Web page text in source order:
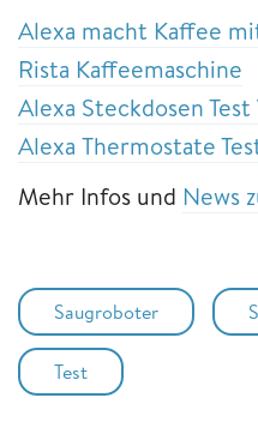
Alexa macht Kaffee
Rista Kaffeemaschine
Alexa Steckdosen
Alexa Thermostate
Mehr Infos und News
Saugroboter
Test